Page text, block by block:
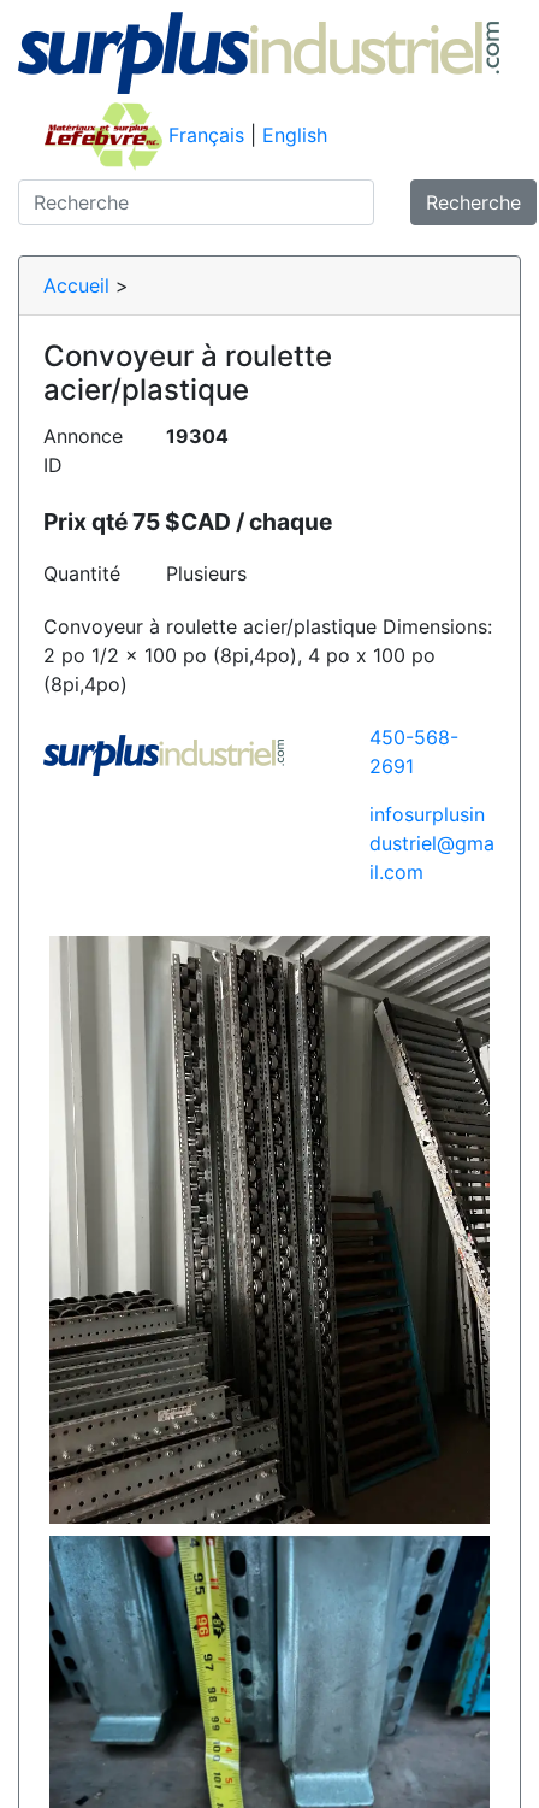
Français English
Recherche
Accueil >
Convoyeur à roulette
acier/plastique
Annonce
ID
19304
Prix qté 75 $CAD / chaque
Quantité Plusieurs
Convoyeur à roulette acier/plastique Dimensions:
2 po 1/2 x 100 po (8pi,4po), 4 po x 100 po
(8pi,4po)
450-568-
2691
infosurplusin
dustriel@gma
il.com